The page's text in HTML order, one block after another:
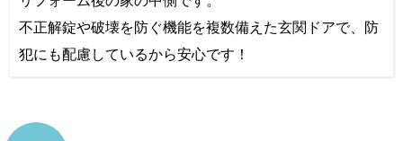
不正解錠や破壊を防ぐ機能を複数備えた玄関ドアで、防
犯にも配慮しているから安心です！